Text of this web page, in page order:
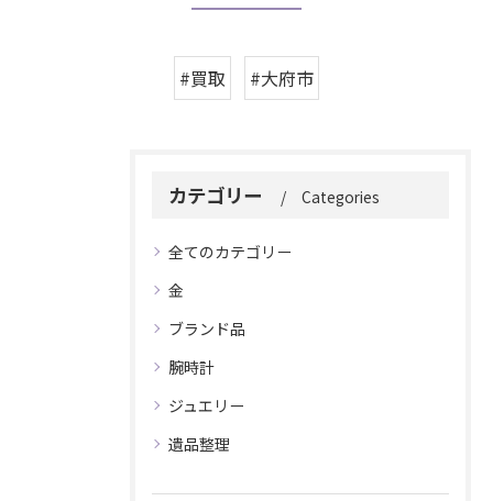
#買取 #大府市
カテゴリー Categories
全てのカテゴリー
金
ブランド品
腕時計
ジュエリー
遺品整理